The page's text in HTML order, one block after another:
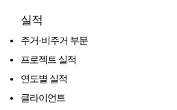
실적
주거·비주거 부문
프로젝트 실적
연도별 실적
클라이언트